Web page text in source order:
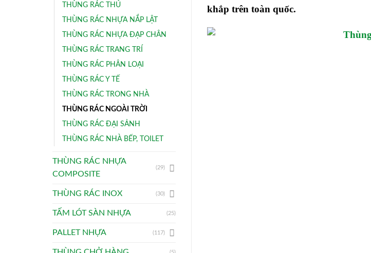
THÙNG RÁC THÚ
THÙNG RÁC NHỰA NẮP LẬT
THÙNG RÁC NHỰA ĐẠP CHÂN
THÙNG RÁC TRANG TRÍ
THÙNG RÁC PHÂN LOẠI
THÙNG RÁC Y TẾ
THÙNG RÁC TRONG NHÀ
THÙNG RÁC NGOÀI TRỜI
THÙNG RÁC ĐẠI SẢNH
THÙNG RÁC NHÀ BẾP, TOILET
THÙNG RÁC NHỰA
COMPOSITE
(29)
THÙNG RÁC INOX (30)
TẤM LÓT SÀN NHỰA (25)
PALLET NHỰA (117)
khắp trên toàn quốc.